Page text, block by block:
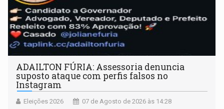
ADAILTON FÚRIA: Assessoria denuncia
suposto ataque com perfis falsos no
Instagram
Eleições 2026 07 de Agosto de 2026 às 14:28